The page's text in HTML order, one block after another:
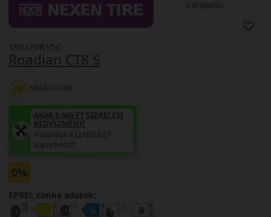
0 értékelés
Roadian CT8 S
195/70R15C
NYÁRI GUMI
AKÁR 8.000 FT SZERELÉSI
KEDVEZMÉNY!
Használja a LENDÜLET
kuponkódot!
0%
EPREL cimke adatok: